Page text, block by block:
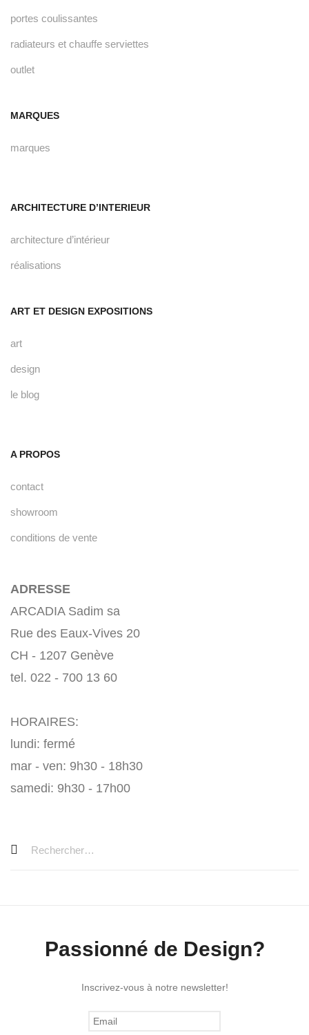
portes coulissantes
radiateurs et chauffe serviettes
outlet
MARQUES
marques
ARCHITECTURE D’INTERIEUR
architecture d’intérieur
réalisations
ART ET DESIGN EXPOSITIONS
art
design
le blog
A PROPOS
contact
showroom
conditions de vente
ADRESSE
ARCADIA Sadim sa
Rue des Eaux-Vives 20
CH - 1207 Genève
tel. 022 - 700 13 60
HORAIRES:
lundi: fermé
mar - ven: 9h30 - 18h30
samedi: 9h30 - 17h00
Passionné de Design?
Inscrivez-vous à notre newsletter!